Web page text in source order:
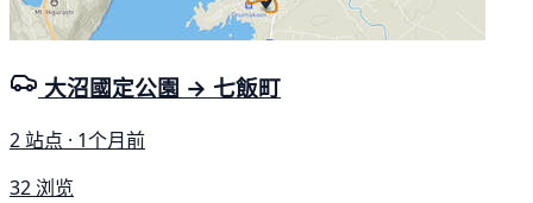
大沼國定公園 → 七飯町
2 站点 · 1个月前
32 浏览